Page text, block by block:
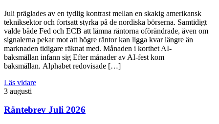
Juli präglades av en tydlig kontrast mellan en skakig amerikansk
tekniksektor och fortsatt styrka på de nordiska börserna. Samtidigt
valde både Fed och ECB att lämna räntorna oförändrade, även om
signalerna pekar mot att högre räntor kan ligga kvar längre än
marknaden tidigare räknat med. Månaden i korthet AI-
baksmällan infann sig Efter månader av AI-fest kom
baksmällan. Alphabet redovisade […]
Läs vidare
3 augusti
Räntebrev Juli 2026